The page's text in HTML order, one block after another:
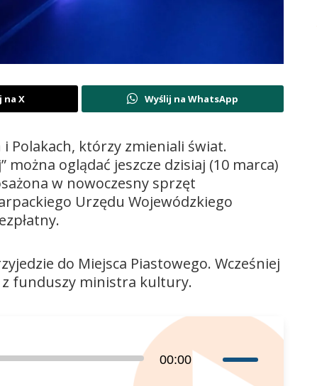
na X Wyślij na WhatsApp
Polakach, którzy zmieniali świat.
można oglądać jeszcze dzisiaj (10 marca)
w nowoczesny sprzęt
Urzędu Wojewódzkiego
do Miejsca Piastowego. Wcześniej
z funduszy ministra kultury.
00:00
strzałek